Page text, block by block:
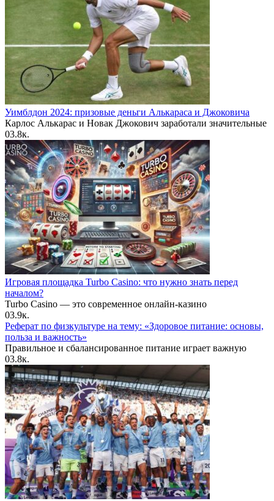
Уимблдон 2024: призовые деньги Алькараса и Джоковича
Карлос Алькарас и Новак Джокович заработали значительные
03.8к.
Игровая площадка Turbo Casino: что нужно знать перед
началом?
Turbo Casino — это современное онлайн-казино
03.9к.
Реферат по физкультуре на тему: «Здоровое питание: основы,
польза и важность»
Правильное и сбалансированное питание играет важную
03.8к.